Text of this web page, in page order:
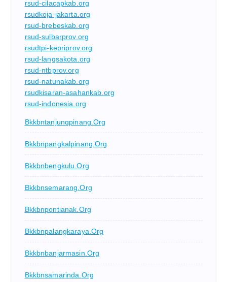
rsud-cilacapkab.org
rsudkoja-jakarta.org
rsud-brebeskab.org
rsud-sulbarprov.org
rsudtpi-kepriprov.org
rsud-langsakota.org
rsud-ntbprov.org
rsud-natunakab.org
rsudkisaran-asahankab.org
rsud-indonesia.org
Bkkbntanjungpinang.org
Bkkbnpangkalpinang.org
Bkkbnbengkulu.org
Bkkbnsemarang.org
Bkkbnpontianak.org
Bkkbnpalangkaraya.org
Bkkbnbanjarmasin.org
Bkkbnsamarinda.org